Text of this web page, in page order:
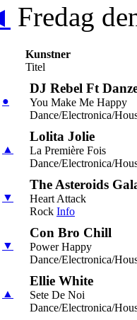
Fredag
Kunstner
Titel
●
DJ Rebel Ft
You Make Me Happy
Dance/Electronica/
▲
Lolita Jolie
La Première Fois
Dance/Electronica/
▼
The Asteroids
Heart Attack
Rock Info
▼
Con Bro Chill
Power Happy
Dance/Electronica/
▲
Ellie White
Sete De Noi
Dance/Electronica/